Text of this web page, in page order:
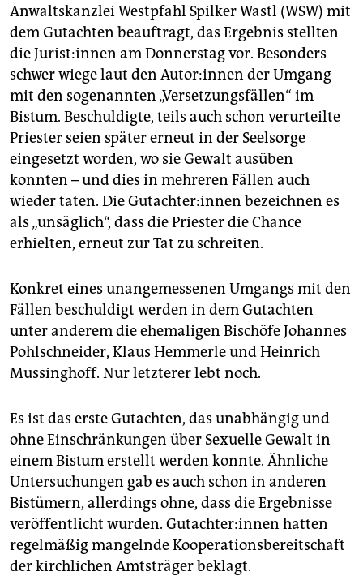
Anwaltskanzlei Westpfahl Spilker Wastl (WSW) mit
dem Gutachten beauftragt, das Ergebnis stellten
die Jurist:innen am Donnerstag vor. Besonders
schwer wiege laut den Autor:innen der Umgang
mit den sogenannten „Versetzungsfällen“ im
Bistum. Beschuldigte, teils auch schon verurteilte
Priester seien später erneut in der Seelsorge
eingesetzt worden, wo sie Gewalt ausüben
konnten – und dies in mehreren Fällen auch
wieder taten. Die Gutachter:innen bezeichnen es
als „unsäglich“, dass die Priester die Chance
erhielten, erneut zur Tat zu schreiten.
Konkret eines unangemessenen Umgangs mit den
Fällen beschuldigt werden in dem Gutachten
unter anderem die ehemaligen Bischöfe Johannes
Pohlschneider, Klaus Hemmerle und Heinrich
Mussinghoff. Nur letzterer lebt noch.
Es ist das erste Gutachten, das unabhängig und
ohne Einschränkungen über Sexuelle Gewalt in
einem Bistum erstellt werden konnte. Ähnliche
Untersuchungen gab es auch schon in anderen
Bistümern, allerdings ohne, dass die Ergebnisse
veröffentlicht wurden. Gutachter:innen hatten
regelmäßig mangelnde Kooperationsbereitschaft
der kirchlichen Amtsträger beklagt.